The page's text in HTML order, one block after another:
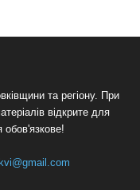
та регіону. При
відкрите для